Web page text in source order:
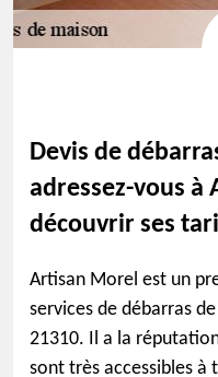
Devis de
adressez-vous
découvrir ses
Artisan Morel est un
services de débarras
21310. Il a la
sont très accessibles à